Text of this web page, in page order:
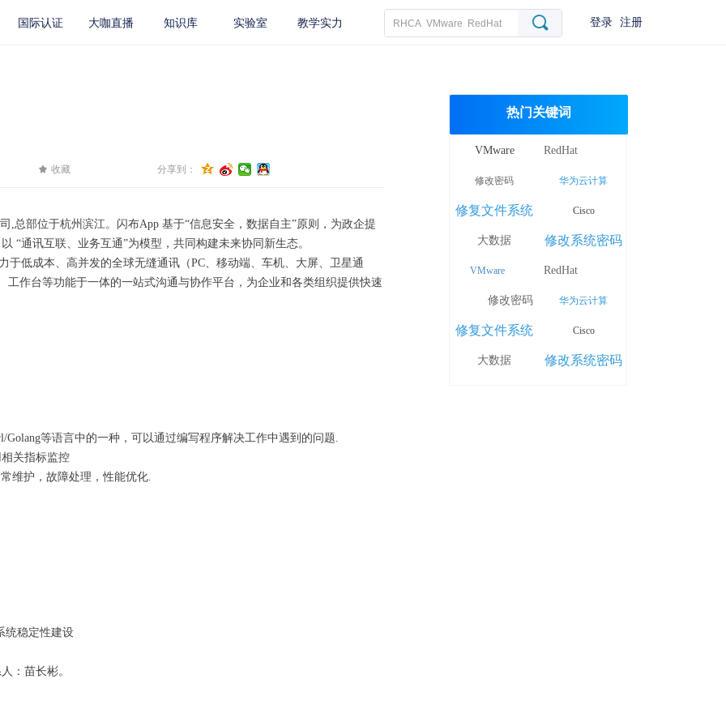
国际认证 大咖直播 知识库 实验室 教学实力 끠 登录 注册
华为云计算
大数据
RedHat
修改系统密码
Cisco
修复文件系统
修改密码
VMware
修改系统密码
Cisco
大数据
修复文件系统
华为云计算
修改密码
RedHat
VMware
热门关键词
끄 收藏
,总部位于杭州滨江。闪布App 基于“信息安全，数据自主”原则，为政企提
“通讯互联、业务互通”为模型，共同构建未来协同新生态。
低成本、高并发的全球无缝通讯（PC、移动端、车机、大屏、卫星通
作台等功能于一体的一站式沟通与协作平台，为企业和各类组织提供快速
Golang等语言中的一种，可以通过编写程序解决工作中遇到的问题.
相关指标监控
维护，故障处理，性能优化.
统稳定性建设
：苗长彬。
分享到：